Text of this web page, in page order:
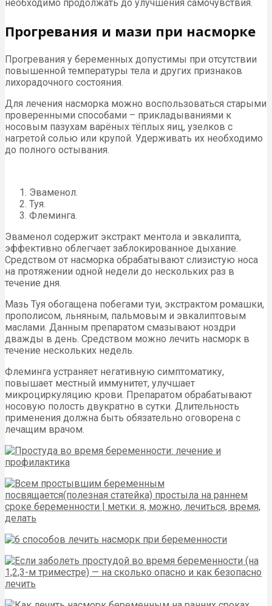
необходимо продолжать до улучшения самочувствия.
Прогревания и мази при насморке
Прогревания у беременных допустимы при отсутствии
повышенной температуры тела и других признаков
лихорадочного состояния.
Для лечения насморка можно воспользоваться старыми
проверенными способами – прикладываниями к
носовым пазухам варёных тёплых яиц, узелков с
нагретой солью или крупой. Удерживать их необходимо
до полного остывания.
Эваменол.
Туя.
Флеминга.
Эваменол содержит экстракт ментола и эвкалипта,
эффективно облегчает заблокированное дыхание.
Средством от насморка обрабатывают слизистую носа
на протяжении одной недели до нескольких раз в
течение дня.
Мазь Туя обогащена побегами туи, экстрактом ромашки,
прополисом, льняным, пальмовым и эвкалиптовым
маслами. Данным препаратом смазывают ноздри
дважды в день. Средством можно лечить насморк в
течение нескольких недель.
Флеминга устраняет негативную симптоматику,
повышает местный иммунитет, улучшает
микроциркуляцию крови. Препаратом обрабатывают
носовую полость двукратно в сутки. Длительность
применения должна быть обязательно оговорена с
лечащим врачом.